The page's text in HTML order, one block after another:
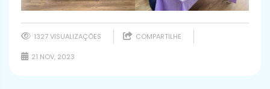
1327 VISUALIZAÇÕES COMPARTILHE
21 NOV, 2023